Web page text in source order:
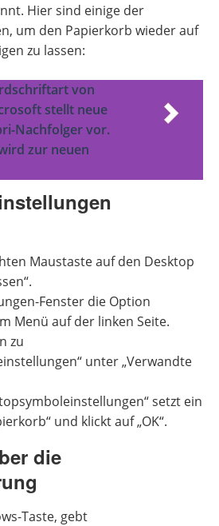
Hier sind einige der
um den Papierkorb wieder auf
zu lassen:
von
stellt neue
Nachfolger vor.
zur neuen
Maustaste auf den Desktop
Fenster die Option
Menü auf der linken Seite.
zu
unter „Verwandte
setzt ein
und klickt auf „OK“.
die
Taste, gebt